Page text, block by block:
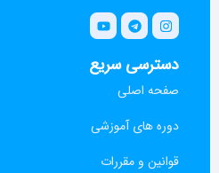
دسترسی سریع
صفحه اصلی
دوره های آموزشی
قوانین و مقررات